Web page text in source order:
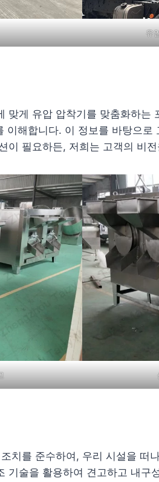
유
게 유압 압착기를 맞춤화하는
해합니다. 이 정보를 바탕으로
필요하든, 저희는 고객의 비
치를 준수하여, 우리 시설을 떠
술을 활용하여 견고하고 내구